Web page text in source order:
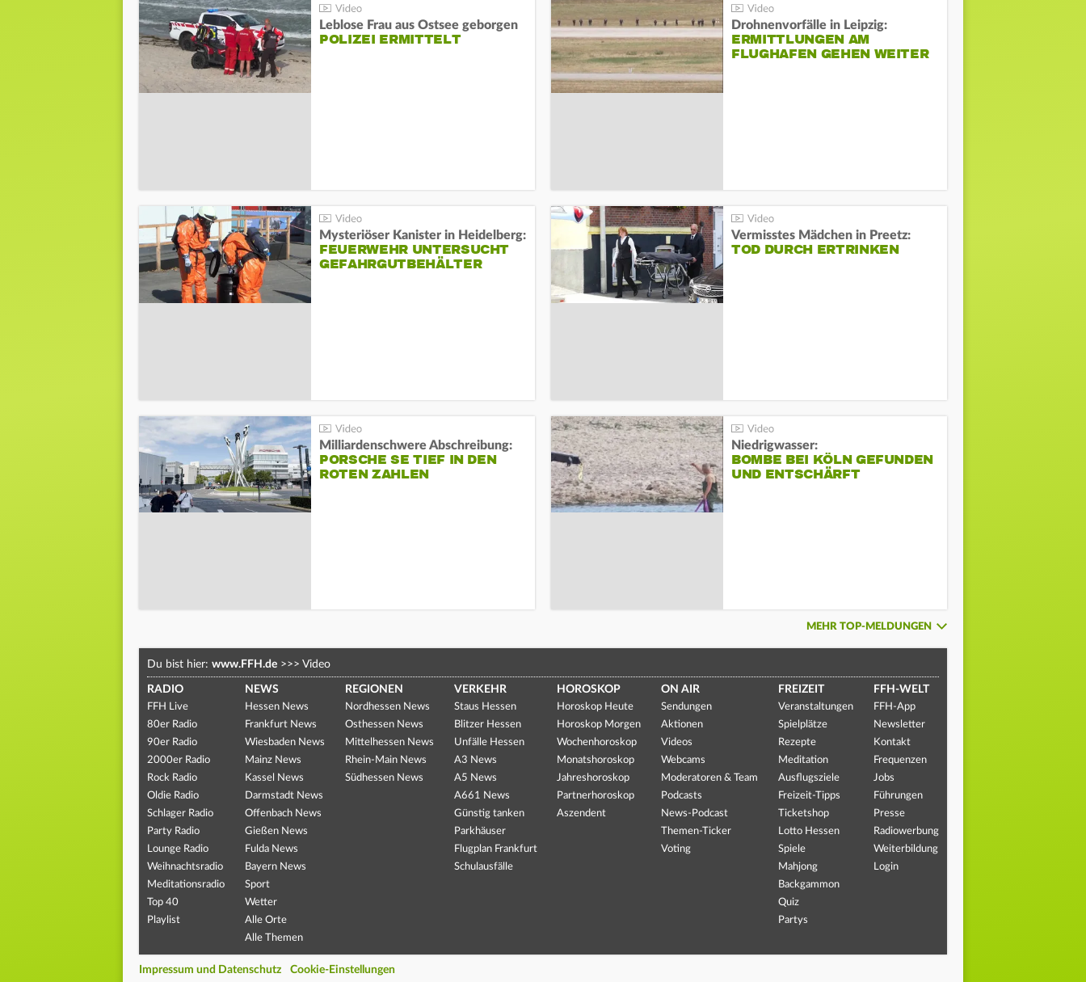
Leblose Frau aus Ostsee geborgen
POLIZEI ERMITTELT
Drohnenvorfälle in Leipzig:
ERMITTLUNGEN AM
FLUGHAFEN GEHEN WEITER
Mysteriöser Kanister in Heidelberg:
FEUERWEHR UNTERSUCHT
GEFAHRGUTBEHÄLTER
Vermisstes Mädchen in Preetz:
TOD DURCH ERTRINKEN
Milliardenschwere Abschreibung:
PORSCHE SE TIEF IN DEN
ROTEN ZAHLEN
Niedrigwasser:
BOMBE BEI KÖLN GEFUNDEN
UND ENTSCHÄRFT
MEHR TOP-MELDUNGEN
Du bist hier: www.FFH.de >>> Video
RADIO
FFH Live
80er Radio
90er Radio
2000er Radio
Rock Radio
Oldie Radio
Schlager Radio
Party Radio
Lounge Radio
Weihnachtsradio
Meditationsradio
Top 40
Playlist
NEWS
Hessen News
Frankfurt News
Wiesbaden News
Mainz News
Kassel News
Darmstadt News
Offenbach News
Gießen News
Fulda News
Bayern News
Sport
Wetter
Alle Orte
Alle Themen
REGIONEN
Nordhessen News
Osthessen News
Mittelhessen News
Rhein-Main News
Südhessen News
VERKEHR
Staus Hessen
Blitzer Hessen
Unfälle Hessen
A3 News
A5 News
A661 News
Günstig tanken
Parkhäuser
Flugplan Frankfurt
Schulausfälle
HOROSKOP
Horoskop Heute
Horoskop Morgen
Wochenhoroskop
Monatshoroskop
Jahreshoroskop
Partnerhoroskop
Aszendent
ON AIR
Sendungen
Aktionen
Videos
Webcams
Moderatoren & Team
Podcasts
News-Podcast
Themen-Ticker
Voting
FREIZEIT
Veranstaltungen
Spielplätze
Rezepte
Meditation
Ausflugsziele
Freizeit-Tipps
Ticketshop
Lotto Hessen
Spiele
Mahjong
Backgammon
Quiz
Partys
FFH-WELT
FFH-App
Newsletter
Kontakt
Frequenzen
Jobs
Führungen
Presse
Radiowerbung
Weiterbildung
Login
Impressum und Datenschutz Cookie-Einstellungen